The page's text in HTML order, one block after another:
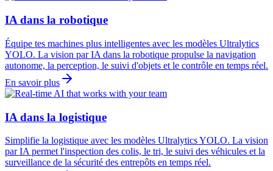
IA dans la robotique
Équipe tes machines plus intelligentes avec les modèles Ultralytics
YOLO. La vision par IA dans la robotique propulse la navigation
autonome, la perception, le suivi d'objets et le contrôle en temps réel.
En savoir plus
IA dans la logistique
Simplifie la logistique avec les modèles Ultralytics YOLO. La vision
par IA permet l'inspection des colis, le tri, le suivi des véhicules et la
surveillance de la sécurité des entrepôts en temps réel.